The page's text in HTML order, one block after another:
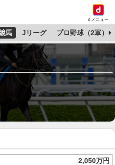
dメニュー
馬 Jリーグ プロ野球（2軍）
2,050万円